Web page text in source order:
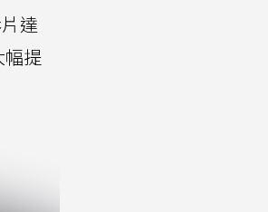
達
幅提